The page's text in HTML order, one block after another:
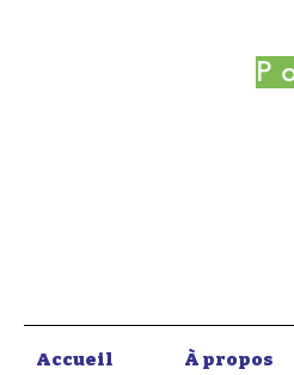
Accueil À propos